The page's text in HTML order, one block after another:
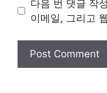
다음 번 댓글 작
이메일, 그리고